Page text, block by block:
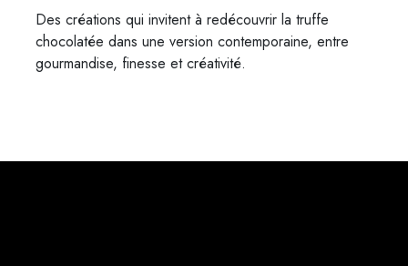
Des créations qui invitent à redécouvrir la truffe
chocolatée dans une version contemporaine, entre
gourmandise, finesse et créativité.